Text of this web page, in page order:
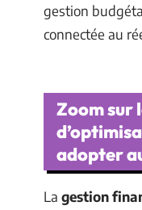
gestion
connectée au
Zoom sur
adopter
La gestion